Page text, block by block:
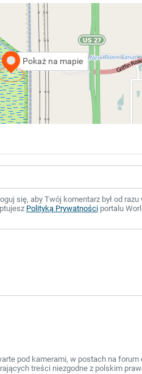
Pokaż na mapie
się, aby Twój komentarz był od
Polityką Prywatnościportalu
pod kamerami, w postach na
treści niezgodne z polskim